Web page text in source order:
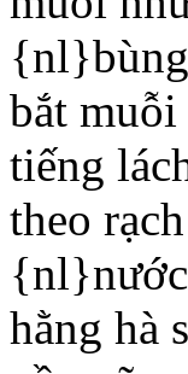
bắt
tiếng
theo
{nl}nước
hằng hà